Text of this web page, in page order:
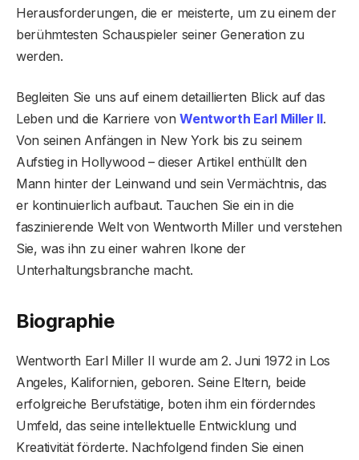
Herausforderungen, die er meisterte, um zu einem der
berühmtesten Schauspieler seiner Generation zu
werden.
Begleiten Sie uns auf einem detaillierten Blick auf das
Leben und die Karriere vonWentworth Earl Miller II.
Von seinen Anfängen in New York bis zu seinem
Aufstieg in Hollywood – dieser Artikel enthüllt den
Mann hinter der Leinwand und sein Vermächtnis, das
er kontinuierlich aufbaut. Tauchen Sie ein in die
faszinierende Welt von Wentworth Miller und verstehen
Sie, was ihn zu einer wahren Ikone der
Unterhaltungsbranche macht.
Biographie
Wentworth Earl Miller II wurde am 2. Juni 1972 in Los
Angeles, Kalifornien, geboren. Seine Eltern, beide
erfolgreiche Berufstätige, boten ihm ein förderndes
Umfeld, das seine intellektuelle Entwicklung und
Kreativität förderte. Nachfolgend finden Sie einen